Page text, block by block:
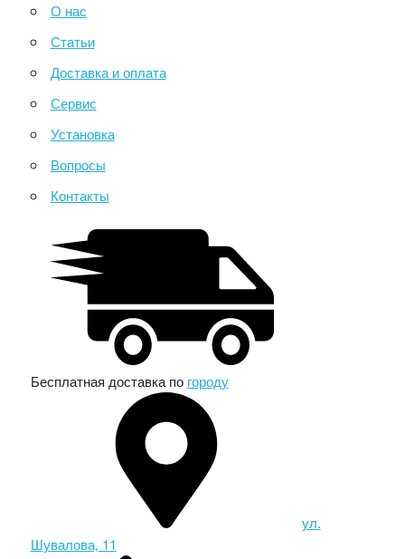
О нас
Статьи
Доставка и оплата
Сервис
Установка
Вопросы
Контакты
Бесплатная доставка по городу
ул.
Шувалова, 11